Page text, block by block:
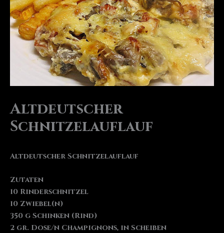
Altdeutscher
Schnitzelauflauf
Altdeutscher Schnitzelauflauf
Zutaten
10 Rinderschnitzel
10 Zwiebel(n)
350 g Schinken (Rind)
2 gr. Dose/n Champignons, in Scheiben